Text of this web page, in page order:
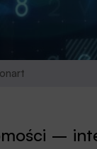
–